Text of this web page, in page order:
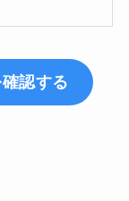
認する